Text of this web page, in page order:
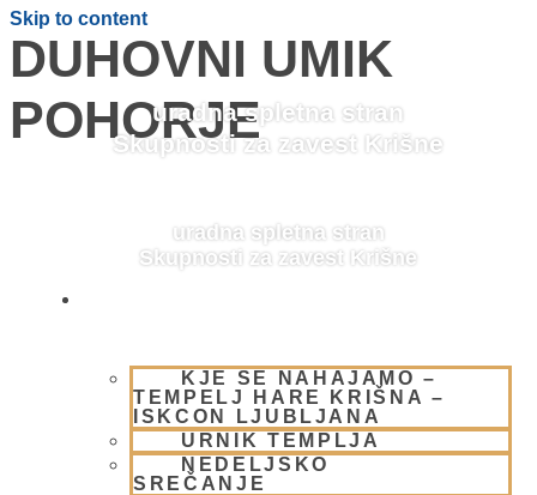
Skip to content
uradna spletna stran
Skupnosti za zavest Krišne
uradna spletna stran
Skupnosti za zavest Krišne
KJE SE NAHAJAMO –
TEMPELJ HARE KRIŠNA –
ISKCON LJUBLJANA
URNIK TEMPLJA
NEDELJSKO
SREČANJE
DUHOVNI UMIK
POHORJE